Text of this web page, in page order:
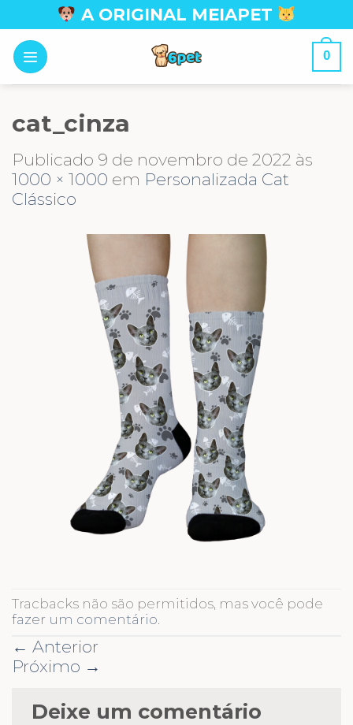
to
content
A ORIGINAL MEIAPET
0
cat_cinza
Publicado 9 de novembro de 2022 às
1000 × 1000 em Personalizada Cat
Clássico
Tracbacks não são permitidos, mas você pode
fazer um comentário.
← Anterior
Próximo →
Deixe um comentário